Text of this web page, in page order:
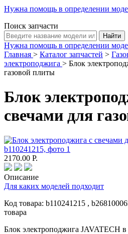
Нужна помощь в определении
Поиск запчасти
Нужна помощь в определении
Главная > Каталог запчастей >
электроподжига > Блок
газовой плиты
Блок
свечами для
2170.00 Р.
Описание
Для каких моделей подходит
Код товара: b110241215 ,
товара
Блок электроподжига JAVATECH в